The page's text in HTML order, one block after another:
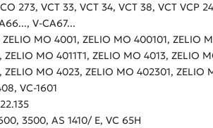
273, VCT 33, VCT 34, VCT 38, VCT VCP
V-CA67...
ZELIO MO 4001, ZELIO MO 400101, ZELIO
ZELIO MO 4011T1, ZELIO MO 4013, ZELIO
ZELIO MO 4023, ZELIO MO 402301,
VC-1601
3500, AS 1410/ E, VC 65H